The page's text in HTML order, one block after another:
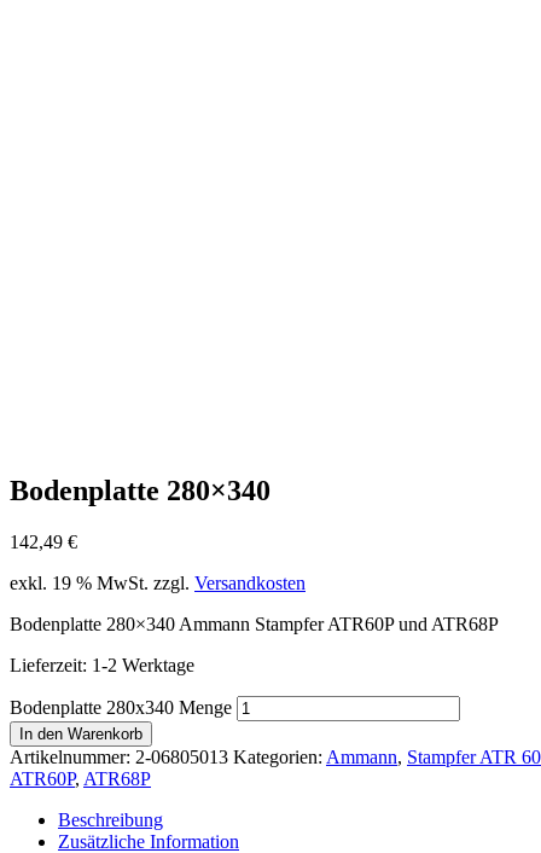
Bodenplatte 280×340
142,49 €
exkl. 19 % MwSt. zzgl. Versandkosten
Bodenplatte 280×340 Ammann Stampfer ATR60P und ATR68P
Lieferzeit: 1-2 Werktage
Bodenplatte 280x340 Menge
In den Warenkorb
Artikelnummer: 2-06805013 Kategorien: Ammann, Stampfer ATR
ATR60P, ATR68P
Beschreibung
Zusätzliche Information